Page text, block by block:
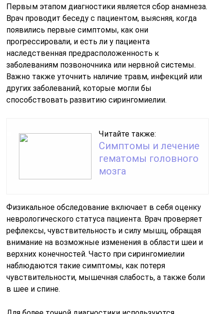
Первым этапом диагностики является сбор анамнеза.
Врач проводит беседу с пациентом, выясняя, когда
появились первые симптомы, как они
прогрессировали, и есть ли у пациента
наследственная предрасположенность к
заболеваниям позвоночника или нервной системы.
Важно также уточнить наличие травм, инфекций или
других заболеваний, которые могли бы
способствовать развитию сирингомиелии.
Читайте также:
Симптомы и лечение
гематомы головного
мозга
Физикальное обследование включает в себя оценку
неврологического статуса пациента. Врач проверяет
рефлексы, чувствительность и силу мышц, обращая
внимание на возможные изменения в области шеи и
верхних конечностей. Часто при сирингомиелии
наблюдаются такие симптомы, как потеря
чувствительности, мышечная слабость, а также боли
в шее и спине.